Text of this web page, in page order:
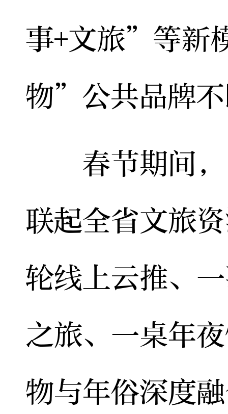
事+文旅”等新
物”公共品牌
春节期间，
联起全省文旅
轮线上云推、
之旅、一桌年
物与年俗深度